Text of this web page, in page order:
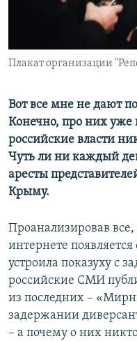
ПОБЕДИТЕЛЕЙ НЕ СУДЯТ?
ELIFBE
ПРИСОЕДИНЯЙТЕСЬ!
Все сайты RFE/RL
Плакат организации
Вот все мне не дают
Конечно, про них уже
российские власти
Чуть ли ни каждый
аресты
Крыму.
Проанализировав
интернете появляется
устроила показуху с
российские СМИ
из последних –
задержании
– а почему о них